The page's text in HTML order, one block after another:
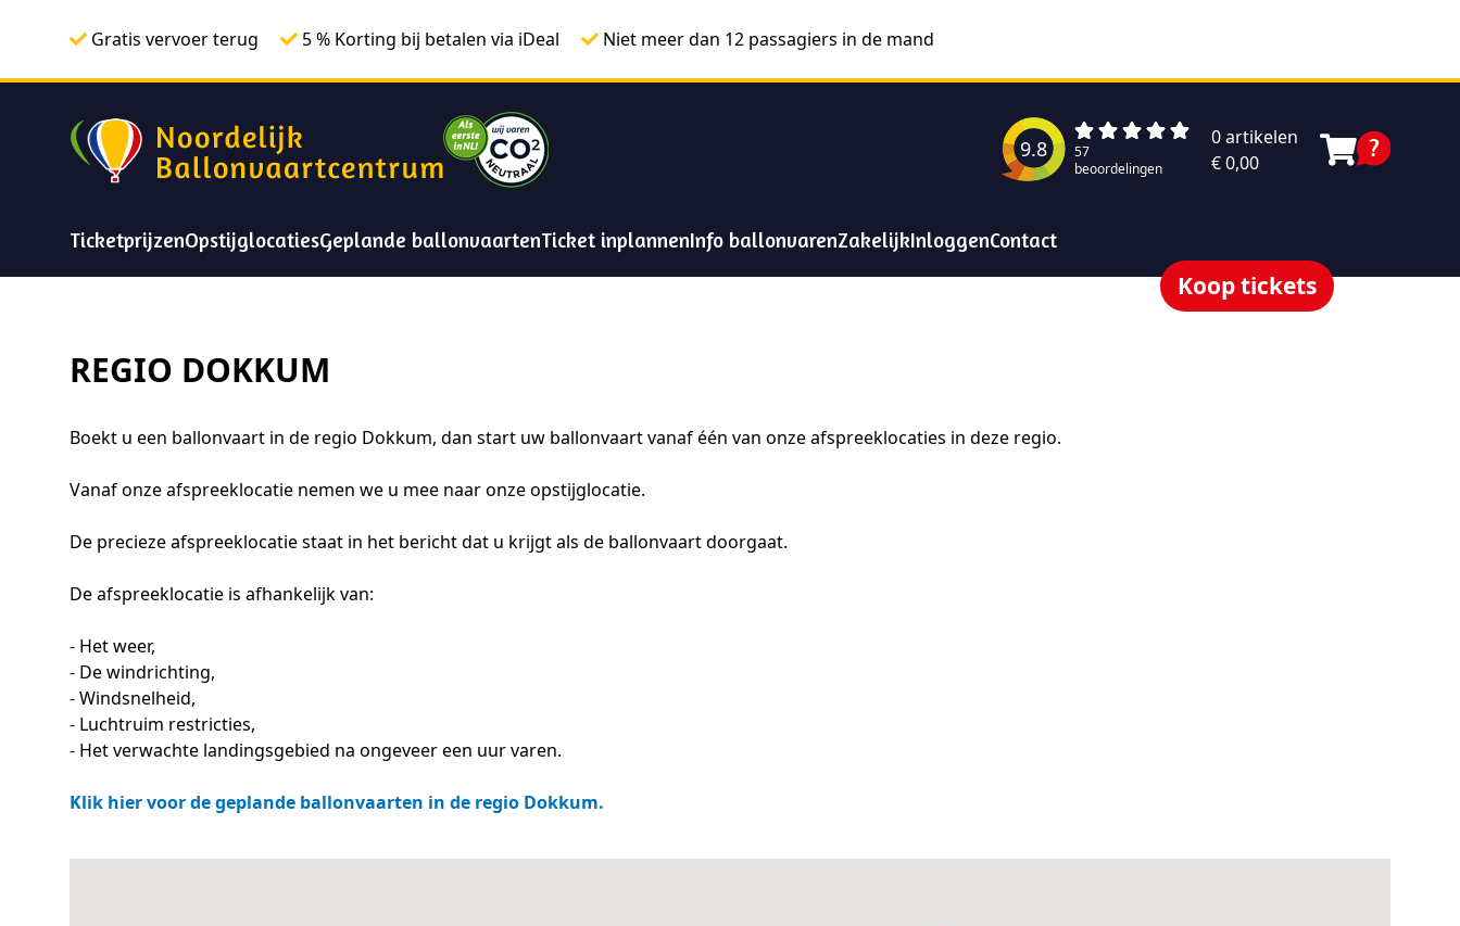
Gratis vervoer terug 5 % Korting bij betalen via iDeal Niet meer dan 12 passagiers in de mand
9.8
57
beoordelingen
0 artikelen
€ 0,00
TicketprijzenOpstijglocatiesGeplande ballonvaartenTicket inplannenInfo ballonvarenZakelijkInloggenContact
Koop tickets
REGIO DOKKUM
Boekt u een ballonvaart in de regio Dokkum, dan start uw ballonvaart vanaf één van onze afspreeklocaties in deze regio.
Vanaf onze afspreeklocatie nemen we u mee naar onze opstijglocatie.
De precieze afspreeklocatie staat in het bericht dat u krijgt als de ballonvaart doorgaat.
De afspreeklocatie is afhankelijk van:
- Het weer,
- De windrichting,
- Windsnelheid,
- Luchtruim restricties,
- Het verwachte landingsgebied na ongeveer een uur varen.
Klik hier voor de geplande ballonvaarten in de regio Dokkum.